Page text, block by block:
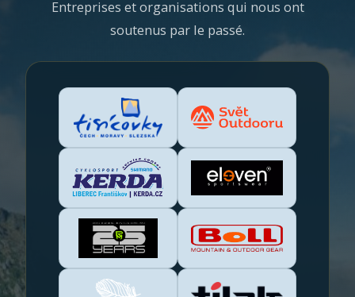
Entreprises et organisations qui nous ont
soutenus par le passé.